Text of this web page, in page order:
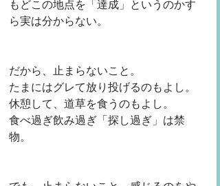
もどこの地点を「達成」というのかす
ら実は分からない。
だから、止まらないこと。
たまにはグレて放り投げるのもよし。
休憩して、道草を食うのもよし。
食べ過ぎ飲み過ぎ「探し過ぎ」は禁
物。